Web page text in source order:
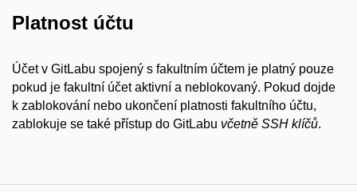
Platnost účtu
Účet v GitLabu spojený s fakultním účtem je platný pouze
pokud je fakultní účet aktivní a neblokovaný. Pokud dojde
k zablokování nebo ukončení platnosti fakultního účtu,
zablokuje se také přístup do GitLabu včetně SSH klíčů.